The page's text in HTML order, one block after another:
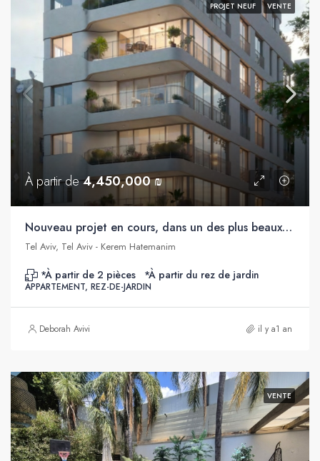
PROJET NEUF VENTE
À partir de4,450,000 ₪
Nouveau projet en cours, dans un des plus beaux quartiers de Tel Aviv
Tel Aviv, Tel Aviv - Kerem Hatemanim
*À partir de 2 pièces *À partir du rez de jardin
APPARTEMENT, REZ-DE-JARDIN
Deborah Avivi il y a1 an
VENTE